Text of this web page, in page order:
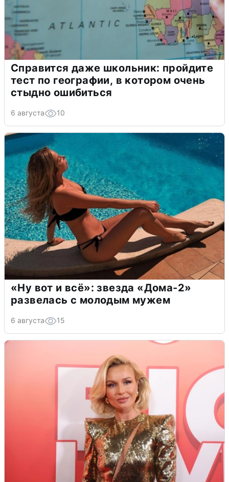
Справится даже школьник: пройдите
тест по географии, в котором очень
стыдно ошибиться
6 августа 10
«Ну вот и всё»: звезда «Дома-2»
развелась с молодым мужем
6 августа 15